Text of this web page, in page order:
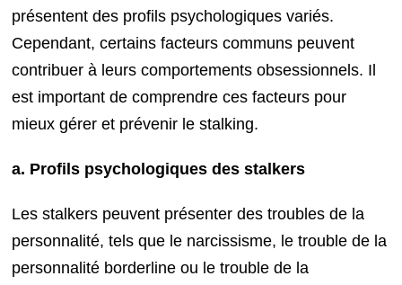
présentent des profils psychologiques variés.
Cependant, certains facteurs communs peuvent
contribuer à leurs comportements obsessionnels. Il
est important de comprendre ces facteurs pour
mieux gérer et prévenir le stalking.
a. Profils psychologiques des stalkers
Les stalkers peuvent présenter des troubles de la
personnalité, tels que le narcissisme, le trouble de la
personnalité borderline ou le trouble de la